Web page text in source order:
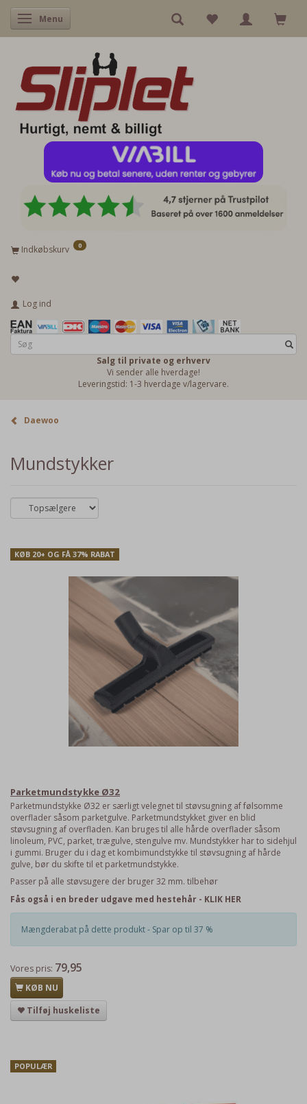
Skifte navigation
Menu
Indkøbskurv 0
Log ind
Salg til private og erhverv
Vi sender alle hverdage!
Leveringstid: 1-3 hverdage v/lagervare.
Daewoo
Mundstykker
KØB 20+ OG FÅ 37% RABAT
Parketmundstykke Ø32
Parketmundstykke Ø32 er særligt velegnet til støvsugning af følsomme
overflader såsom parketgulve. Parketmundstykket giver en blid
støvsugning af overfladen. Kan bruges til alle hårde overflader såsom
linoleum, PVC, parket, trægulve, stengulve mv. Mundstykker har to sidehjul
i gummi. Bruger du i dag et kombimundstykke til støvsugning af hårde
gulve, bør du skifte til et parketmundstykke.
Passer på alle støvsugere der bruger 32 mm. tilbehør
Fås også i en breder udgave med hestehår - KLIK HER
Mængderabat på dette produkt - Spar op til 37 %
Vores pris: 79,95
KØB NU
Tilføj huskeliste
POPULÆR